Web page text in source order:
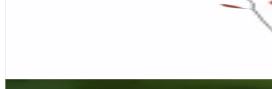
Bedst at plante om foråret eller
Grav et bredt og dybt hul, og tilsæt kompost
Plant i nærheden af en hanplante som
3. Vanding og Gødning: